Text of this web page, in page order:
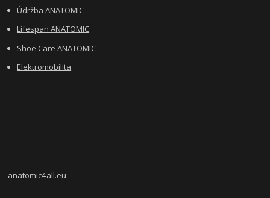
Údržba ANATOMIC
Lifespan ANATOMIC
Shoe Care ANATOMIC
Elektromobilita
anatomic4all.eu